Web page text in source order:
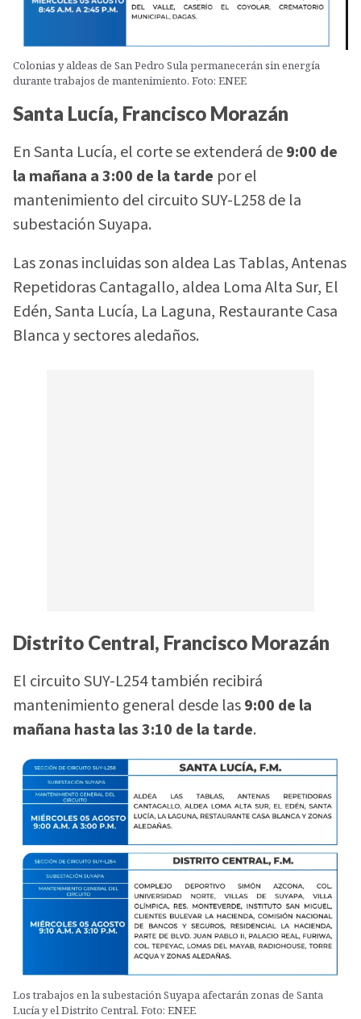
Colonias y aldeas de San Pedro Sula permanecerán sin energía
durante trabajos de mantenimiento. Foto: ENEE
Santa Lucía, Francisco Morazán
En Santa Lucía, el corte se extenderá de9:00 de
la mañana a 3:00 de la tarde por el
mantenimiento del circuito SUY-L258 de la
subestación Suyapa.
Las zonas incluidas son aldea Las Tablas, Antenas
Repetidoras Cantagallo, aldea Loma Alta Sur, El
Edén, Santa Lucía, La Laguna, Restaurante Casa
Blanca y sectores aledaños.
Distrito Central, Francisco Morazán
El circuito SUY-L254 también recibirá
mantenimiento general desde las9:00 de la
mañana hasta las 3:10 de la tarde.
Los trabajos en la subestación Suyapa afectarán zonas de Santa
Lucía y el Distrito Central. Foto: ENEE